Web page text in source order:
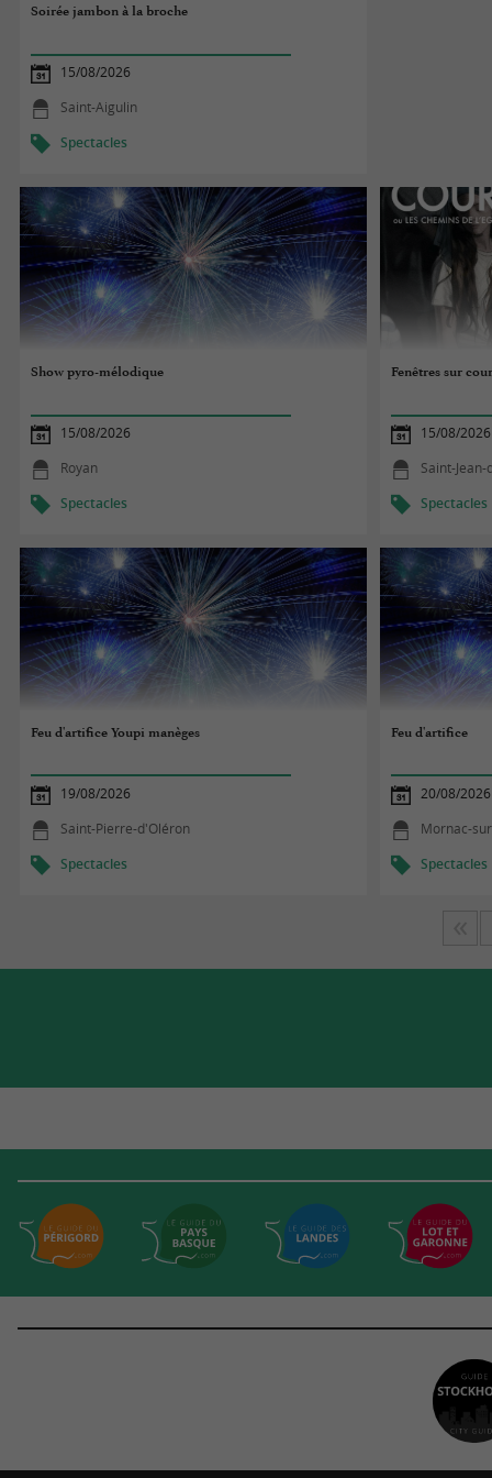
Soirée jambon à la broche
15/08/2026
Saint-Aigulin
Spectacles
Show pyro-mélodique
15/08/2026
Royan
Spectacles
Fenêtres sur
15/08/2026
Saint-
Spectacles
Feu d'artifice Youpi manèges
19/08/2026
Saint-Pierre-d'Oléron
Spectacles
Feu d'artifice
20/08/2026
Mornac-
Spectacles